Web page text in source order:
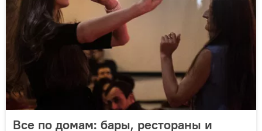
Все по домам: бары, рестораны и